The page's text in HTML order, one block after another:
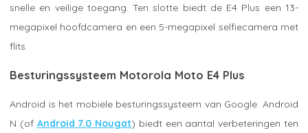
snelle en veilige toegang. Ten slotte biedt de E4 Plus een 13-
megapixel hoofdcamera en een 5-megapixel selfiecamera met
flits.
Besturingssysteem Motorola Moto E4 Plus
Android is het mobiele besturingssysteem van Google. Android
N (of Android 7.0 Nougat) biedt een aantal verbeteringen ten